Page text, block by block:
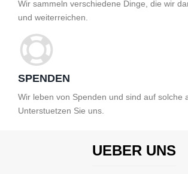
Wir sammeln verschiedene Dinge, die wir
und weiterreichen.
SPENDEN
Wir leben von Spenden und sind auf solche
Unterstuetzen Sie uns.
UEBER UNS